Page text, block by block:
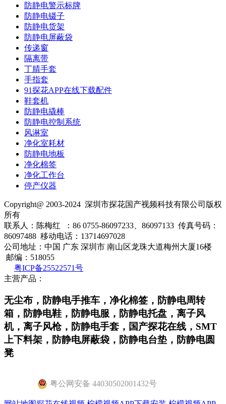
防静电警示标牌
防静电镊子
防静电货架
防静电屏蔽袋
传递窗
隔离带
丁腈手套
手指套
91探花APP在线下载配件
鞋套机
防静电撬棒
防静电控制系统
风淋室
净化室耗材
防静电地板
净化棉签
净化工作台
停产仪器
Copyright@ 2003-2024 深圳市探花国产视频科技有限公司 版权
所有
联系人：陈梅红 ：86 0755-86097233、86097133 传真号码：
86097488 移动电话：13714697028
公司地址：中国 广东 深圳市 南山区龙珠大道梅州大厦16楼
邮编：518055
粤ICP备25522571号
主营产品：
无尘布，防静电手推车，净化棉签，防静电周转
箱，防静电鞋，防静电服，防静电托盘，离子风
机，离子风枪，防静电手套，国产探花在线，SMT
上下料架，防静电屏蔽袋，防静电台垫，防静电圆
凳
粤公网安备 44030502001432号